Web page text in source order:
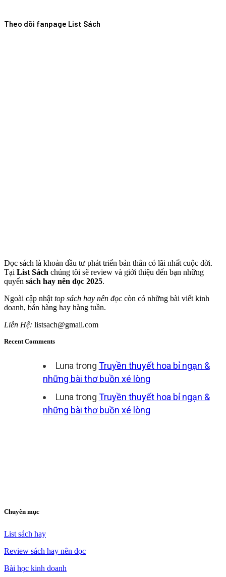
Theo dõi fanpage List Sách
Đọc sách là khoản đầu tư phát triển bản thân có lãi nhất cuộc đời.
Tại List Sách chúng tôi sẽ review và giới thiệu đến bạn những
quyển sách hay nên đọc 2025.
Ngoài cập nhật top sách hay nên đọc còn có những bài viết kinh
doanh, bán hàng hay hàng tuần.
Liên Hệ: listsach@gmail.com
Recent Comments
Luna trong Truyền thuyết hoa bỉ ngạn &
những bài thơ buồn xé lòng
Luna trong Truyền thuyết hoa bỉ ngạn &
những bài thơ buồn xé lòng
Chuyên mục
List sách hay
Review sách hay nên đọc
Bài học kinh doanh